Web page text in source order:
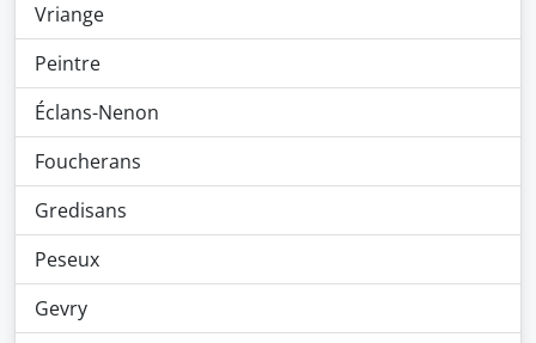
Vriange
Peintre
Éclans-Nenon
Foucherans
Gredisans
Peseux
Gevry